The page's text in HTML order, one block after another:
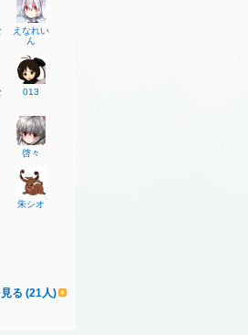
えなれい
ん
013
啓々
朱シオ
る (21人)